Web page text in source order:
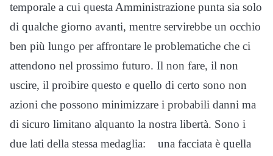
temporale a cui questa Amministrazione punta sia solo
di qualche giorno avanti, mentre servirebbe un occhio
ben più lungo per affrontare le problematiche che ci
attendono nel prossimo futuro. Il non fare, il non
uscire, il proibire questo e quello di certo sono non
azioni che possono minimizzare i probabili danni ma
di sicuro limitano alquanto la nostra libertà. Sono i
due lati della stessa medaglia: una facciata è quella